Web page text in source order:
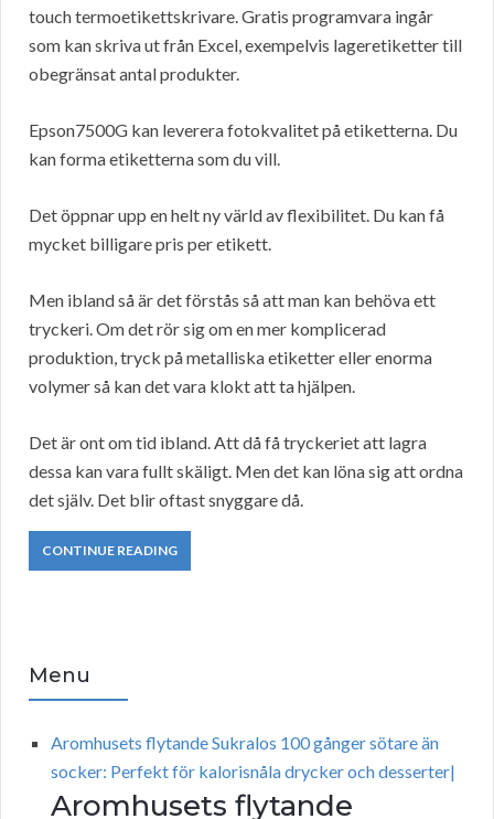
touch termoetikettskrivare. Gratis programvara ingår
som kan skriva ut från Excel, exempelvis lageretiketter till
obegränsat antal produkter.
Epson7500G kan leverera fotokvalitet på etiketterna. Du
kan forma etiketterna som du vill.
Det öppnar upp en helt ny värld av flexibilitet. Du kan få
mycket billigare pris per etikett.
Men ibland så är det förstås så att man kan behöva ett
tryckeri. Om det rör sig om en mer komplicerad
produktion, tryck på metalliska etiketter eller enorma
volymer så kan det vara klokt att ta hjälpen.
Det är ont om tid ibland. Att då få tryckeriet att lagra
dessa kan vara fullt skäligt. Men det kan löna sig att ordna
det själv. Det blir oftast snyggare då.
CONTINUE READING
Menu
Aromhusets flytande Sukralos 100 gånger sötare än
socker: Perfekt för kalorisnåla drycker och desserter|
Aromhusets flytande